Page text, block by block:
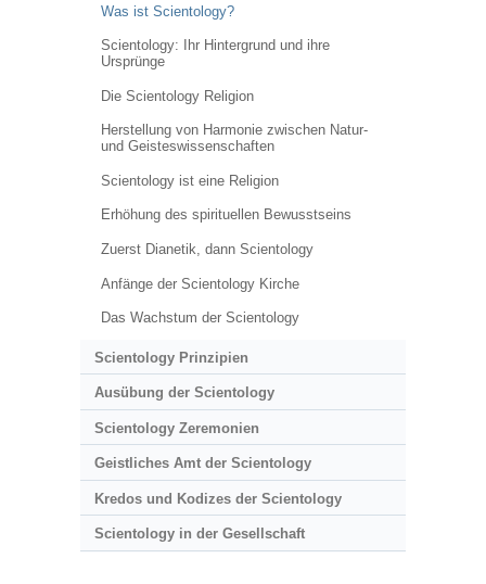
Was ist Scientology?
Scientology: Ihr Hintergrund und ihre
Ursprünge
Die Scientology Religion
Herstellung von Harmonie zwischen Natur-
und Geisteswissenschaften
Scientology ist eine Religion
Erhöhung des spirituellen Bewusstseins
Zuerst Dianetik, dann Scientology
Anfänge der Scientology Kirche
Das Wachstum der Scientology
Scientology Prinzipien
Ausübung der Scientology
Scientology Zeremonien
Geistliches Amt der Scientology
Kredos und Kodizes der Scientology
Scientology in der Gesellschaft